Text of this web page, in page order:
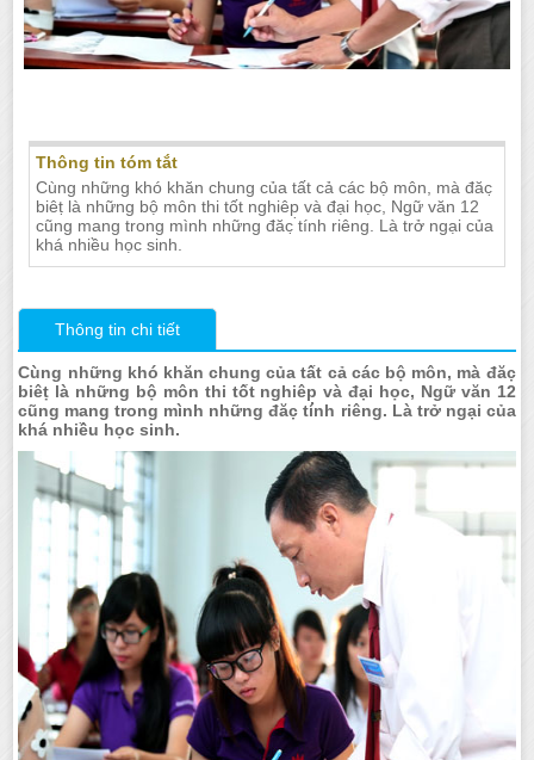
Thông tin tóm tắt
Cùng những khó khăn chung của tất cả các bộ môn, mà đăc̣
biêṭ là những bộ môn thi tốt nghiêp̣ và đại học, Ngữ văn 12
cũng mang trong mình những đăc̣ tính riêng. Là trở ngại của
khá nhiều học sinh.
Thông tin chi tiết
Cùng những khó khăn chung của tất cả các bộ môn, mà đăc̣
biêṭ là những bộ môn thi tốt nghiêp̣ và đại học, Ngữ văn 12
cũng mang trong mình những đăc̣ tính riêng. Là trở ngại của
khá nhiều học sinh.